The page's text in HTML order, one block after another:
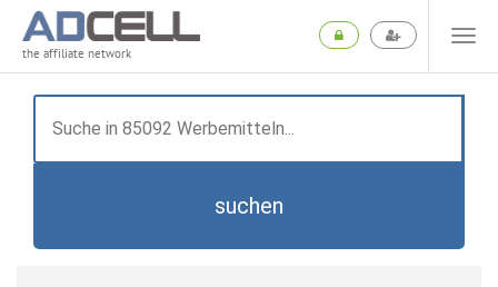
the affiliate network
suchen